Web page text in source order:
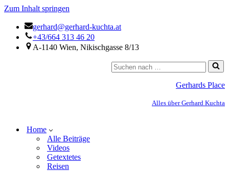
Zum Inhalt springen
gerhard@gerhard-kuchta.at
+43/664 313 46 20
A-1140 Wien, Nikischgasse 8/13
Gerhards Place
Alles über Gerhard Kuchta
Home
Alle Beiträge
Videos
Getextetes
Reisen